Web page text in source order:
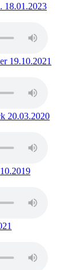
Ausleihbar seit dem
18.01.2023
Ausleihbar seit dem
19.10.2021
Ausleihbar seit dem
20.03.2020
seit dem
seit dem